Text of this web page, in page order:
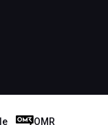
OMR